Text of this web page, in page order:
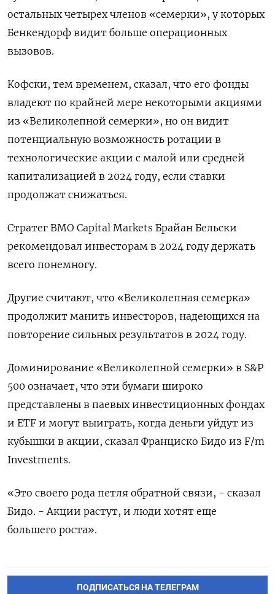
остальных четырех членов «семерки», у которых
Бенкендорф видит больше операционных
вызовов.
Кофски, тем временем, сказал, что его фонды
владеют по крайней мере некоторыми акциями
из «Великолепной семерки», но он видит
потенциальную возможность ротации в
технологические акции с малой или средней
капитализацией в 2024 году, если ставки
продолжат снижаться.
Стратег BMO Capital Markets Брайан Бельски
рекомендовал инвесторам в 2024 году держать
всего понемногу.
Другие считают, что «Великолепная семерка»
продолжит манить инвесторов, надеющихся на
повторение сильных результатов в 2024 году.
Доминирование «Великолепной семерки» в S&P
500 означает, что эти бумаги широко
представлены в паевых инвестиционных фондах
и ETF и могут выиграть, когда деньги уйдут из
кубышки в акции, сказал Франциско Бидо из F/m
Investments.
«Это своего рода петля обратной связи, - сказал
Бидо. - Акции растут, и люди хотят еще
большего роста».
ПОДПИСАТЬСЯ НА ТЕЛЕГРАМ